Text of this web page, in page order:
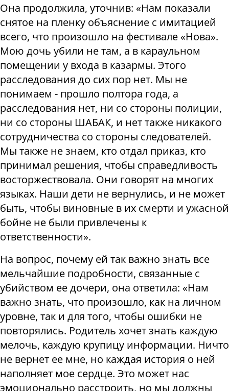
Она продолжила, уточнив: «Нам показали
снятое на пленку объяснение с имитацией
всего, что произошло на фестивале «Нова».
Мою дочь убили не там, а в караульном
помещении у входа в казармы. Этого
расследования до сих пор нет. Мы не
понимаем - прошло полтора года, а
расследования нет, ни со стороны полиции,
ни со стороны ШАБАК, и нет также никакого
сотрудничества со стороны следователей.
Мы также не знаем, кто отдал приказ, кто
принимал решения, чтобы справедливость
восторжествовала. Они говорят на многих
языках. Наши дети не вернулись, и не может
быть, чтобы виновные в их смерти и ужасной
бойне не были привлечены к
ответственности».
На вопрос, почему ей так важно знать все
мельчайшие подробности, связанные с
убийством ее дочери, она ответила: «Нам
важно знать, что произошло, как на личном
уровне, так и для того, чтобы ошибки не
повторялись. Родитель хочет знать каждую
мелочь, каждую крупицу информации. Ничто
не вернет ее мне, но каждая история о ней
наполняет мое сердце. Это может нас
эмоционально расстроить, но мы должны